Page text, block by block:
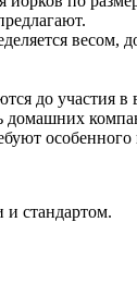
весом,
до участия
домашних
особенного
стандартом.